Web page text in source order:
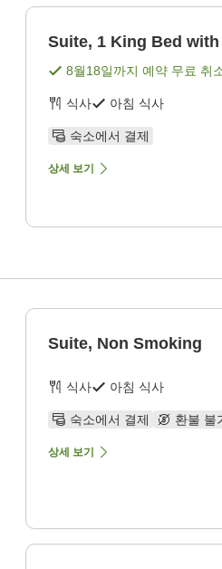
Suite, 1 King Bed
8월18일까지 예약 무료 취
식사 아침 식사
숙소에서 결제
상세 보기
Suite, Non Smoking
식사 아침 식사
숙소에서 결제 환불 불
상세 보기